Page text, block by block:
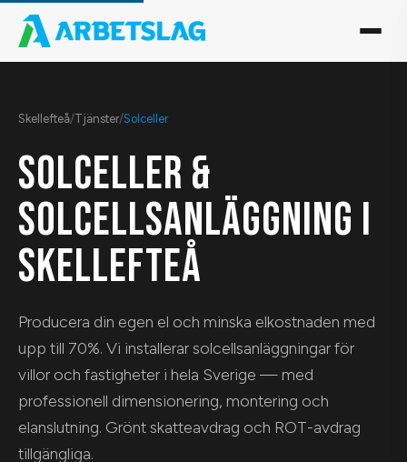
Skellefteå/Tjänster/Solceller
SOLCELLER &
SOLCELLSANLÄGGNING I
SKELLEFTEÅ
Producera din egen el och minska elkostnaden med
upp till 70%. Vi installerar solcellsanläggningar för
villor och fastigheter i hela Sverige — med
professionell dimensionering, montering och
elanslutning. Grönt skatteavdrag och ROT-avdrag
tillgängliga.